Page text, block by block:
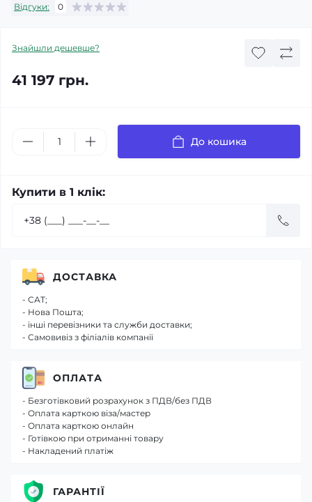
Відгуки: 0
Знайшли дешевше?
41 197 грн.
До кошика
Купити в 1 клік:
ДОСТАВКА
- САТ;
- Нова Пошта;
- інші перевізники та служби доставки;
- Самовивіз з філіалів компанії
ОПЛАТА
- Безготівковий розрахунок з ПДВ/без ПДВ
- Оплата карткою віза/мастер
- Оплата карткою онлайн
- Готівкою при отриманні товару
- Накладений платіж
ГАРАНТІЇ